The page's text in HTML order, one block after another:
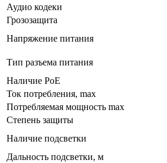
Аудио кодеки
Грозозащита
Напряжение питания
Тип разъема питания
Наличие PoE
Ток потребления, max
Потребляемая мощность max
Степень защиты
Наличие подсветки
Дальность подсветки, м